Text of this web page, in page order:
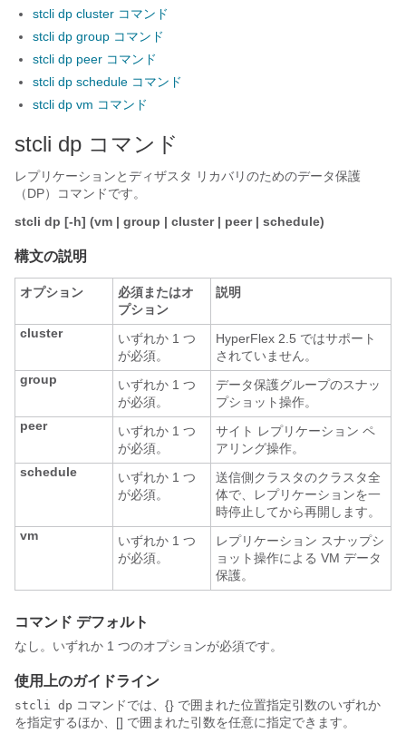
stcli dp cluster コマンド
stcli dp group コマンド
stcli dp peer コマンド
stcli dp schedule コマンド
stcli dp vm コマンド
stcli dp コマンド
レプリケーションとディザスタ リカバリのためのデータ保護
（DP）コマンドです。
stcli dp [-h] (vm | group | cluster | peer | schedule)
構文の説明
オプション
必須またはオ
プション
説明
cluster
いずれか 1 つ
が必須。
HyperFlex 2.5 ではサポート
されていません。
group
いずれか 1 つ
が必須。
データ保護グループのスナッ
プショット操作。
peer
いずれか 1 つ
が必須。
サイト レプリケーション ペ
アリング操作。
schedule
いずれか 1 つ
が必須。
送信側クラスタのクラスタ全
体で、レプリケーションを一
時停止してから再開します。
vm
いずれか 1 つ
が必須。
レプリケーション スナップシ
ョット操作による VM データ
保護。
コマンド デフォルト
なし。いずれか 1 つのオプションが必須です。
使用上のガイドライン
stcli dp コマンドでは、{} で囲まれた位置指定引数のいずれか
を指定するほか、[] で囲まれた引数を任意に指定できます。